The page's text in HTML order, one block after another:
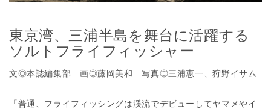
東京湾、三浦半島を舞台に活躍する
ソルトフライフィッシャー
文◎本誌編集部 画◎藤岡美和 写真◎三浦恵一、狩野イサム
「普通、フライフィッシングは渓流でデビューしてヤマメやイ